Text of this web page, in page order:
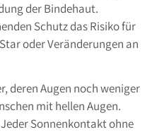
der Bindehaut.
Schutz das Risiko für
oder Veränderungen an
deren Augen noch weniger
mit hellen Augen.
Sonnenkontakt ohne